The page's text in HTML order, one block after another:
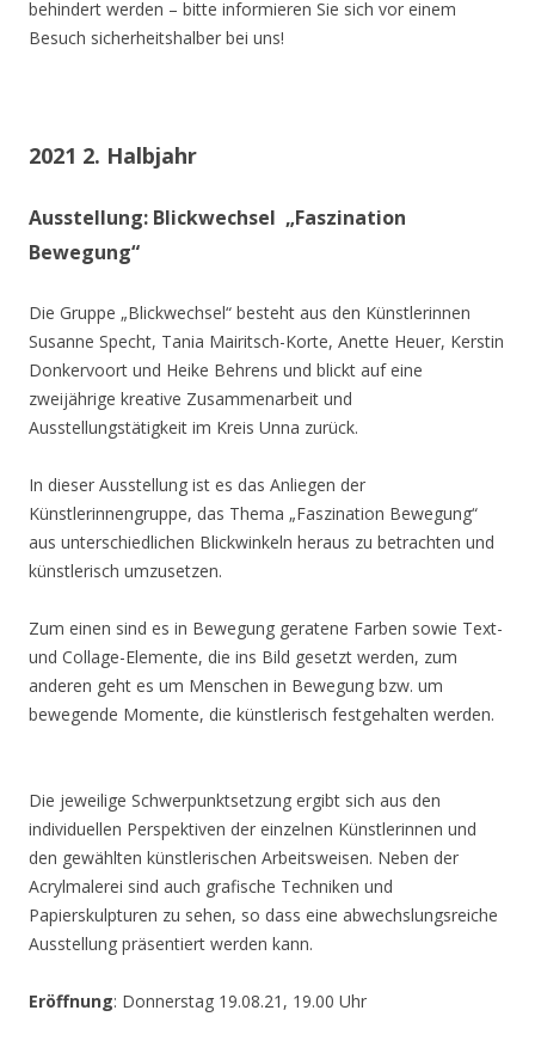
behindert werden – bitte informieren Sie sich vor einem
Besuch sicherheitshalber bei uns!
2021 2. Halbjahr
Ausstellung: Blickwechsel „Faszination
Bewegung“
Die Gruppe „Blickwechsel“ besteht aus den Künstlerinnen
Susanne Specht, Tania Mairitsch-Korte, Anette Heuer, Kerstin
Donkervoort und Heike Behrens und blickt auf eine
zweijährige kreative Zusammenarbeit und
Ausstellungstätigkeit im Kreis Unna zurück.
In dieser Ausstellung ist es das Anliegen der
Künstlerinnengruppe, das Thema „Faszination Bewegung“
aus unterschiedlichen Blickwinkeln heraus zu betrachten und
künstlerisch umzusetzen.
Zum einen sind es in Bewegung geratene Farben sowie Text-
und Collage-Elemente, die ins Bild gesetzt werden, zum
anderen geht es um Menschen in Bewegung bzw. um
bewegende Momente, die künstlerisch festgehalten werden.
Die jeweilige Schwerpunktsetzung ergibt sich aus den
individuellen Perspektiven der einzelnen Künstlerinnen und
den gewählten künstlerischen Arbeitsweisen. Neben der
Acrylmalerei sind auch grafische Techniken und
Papierskulpturen zu sehen, so dass eine abwechslungsreiche
Ausstellung präsentiert werden kann.
Eröffnung: Donnerstag 19.08.21, 19.00 Uhr